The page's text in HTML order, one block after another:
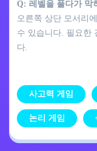
Q: 레벨을 풀다가 막
오른쪽 상단 모서리
수 있습니다. 필요한
다.
사고력 게임
논리 게임